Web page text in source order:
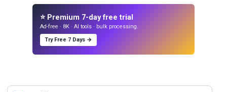
⭐ Premium 7-day free trial
Ad-free · 8K · AI tools · bulk processing.
Try Free 7 Days →